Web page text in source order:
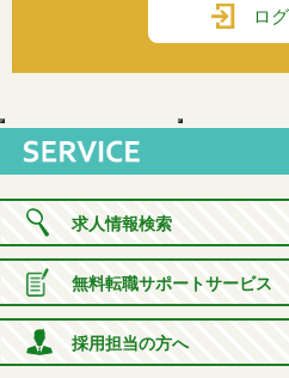
ロ
求人情報検索
無料転職サポートサービス
採用担当の方へ